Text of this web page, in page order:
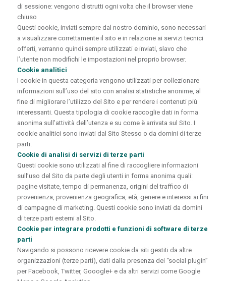
di sessione: vengono distrutti ogni volta che il browser viene
chiuso
Questi cookie, inviati sempre dal nostro dominio, sono necessari
a visualizzare correttamente il sito e in relazione ai servizi tecnici
offerti, verranno quindi sempre utilizzati e inviati, slavo che
l’utente non modifichi le impostazioni nel proprio browser.
Cookie analitici
I cookie in questa categoria vengono utilizzati per collezionare
informazioni sull’uso del sito con analisi statistiche anonime, al
fine di migliorare l’utilizzo del Sito e per rendere i contenuti più
interessanti. Questa tipologia di cookie raccoglie dati in forma
anonima sull’attività dell’utenza e su come è arrivata sul Sito. I
cookie analitici sono inviati dal Sito Stesso o da domini di terze
parti.
Cookie di analisi di servizi di terze parti
Questi cookie sono utilizzati al fine di raccogliere informazioni
sull’uso del Sito da parte degli utenti in forma anonima quali:
pagine visitate, tempo di permanenza, origini del traffico di
provenienza, provenienza geografica, età, genere e interessi ai fini
di campagne di marketing. Questi cookie sono inviati da domini
di terze parti esterni al Sito.
Cookie per integrare prodotti e funzioni di software di terze
parti
Navigando si possono ricevere cookie da siti gestiti da altre
organizzazioni (terzeparti), dati dalla presenza dei “social plugin”
per Facebook, Twitter, Gooogle+ e da altri servizi come Google